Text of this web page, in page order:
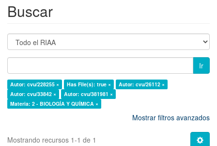
Buscar
Ir
Autor: cvu/228255 × Has File(s): true ×
Autor: cvu/26112 ×
Autor: cvu/33842 ×
Autor: cvu/381981 ×
Materia: 2 - BIOLOGÍA Y QUÍMICA ×
Mostrar filtros avanzados
Mostrando recursos 1-1 de 1